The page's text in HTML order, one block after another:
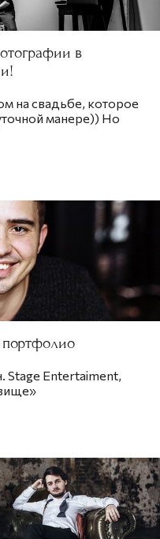
в
на свадьбе, которое
манере)) Но
Stage Entertaiment,